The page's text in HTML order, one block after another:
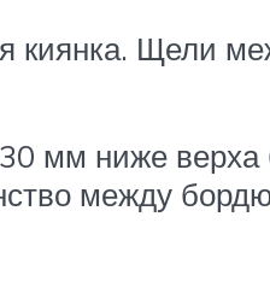
киянка. Щели
мм ниже верха
между